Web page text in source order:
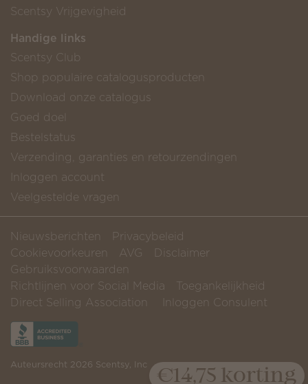
Scentsy Vrijgevigheid
Handige links
Scentsy Club
Shop populaire catalogusproducten
Download onze catalogus
Goed doel
Bestelstatus
Verzending, garanties en retourzendingen
Inloggen account
Veelgestelde vragen
Nieuwsberichten
Privacybeleid
Cookievoorkeuren
AVG
Disclaimer
Gebruiksvoorwaarden
Richtlijnen voor Social Media
Toegankelijkheid
Direct Selling Association
Inloggen Consulent
Auteursrecht 2026 Scentsy, Inc
€14,75 korting